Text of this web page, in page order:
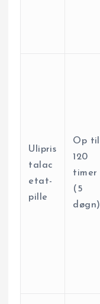
Ulipris
talac
etat-
pille
Op til
120
timer
(5
døgn)